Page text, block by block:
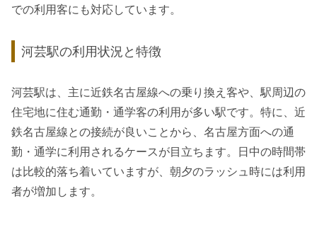
での利用客にも対応しています。
河芸駅の利用状況と特徴
河芸駅は、主に近鉄名古屋線への乗り換え客や、駅周辺の
住宅地に住む通勤・通学客の利用が多い駅です。特に、近
鉄名古屋線との接続が良いことから、名古屋方面への通
勤・通学に利用されるケースが目立ちます。日中の時間帯
は比較的落ち着いていますが、朝夕のラッシュ時には利用
者が増加します。